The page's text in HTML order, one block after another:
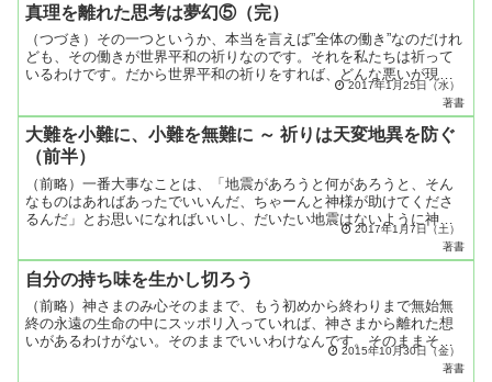
真理を離れた思考は夢幻⑤（完）
（つづき）その一つというか、本当を言えば”全体の働き”なのだけれ
ども、その働きが世界平和の祈りなのです。それを私たちは祈って
いるわけです。だから世界平和の祈りをすれば、どんな悪いが現わ
れてこようと、たいしたこともなく消えていってしまうのです...
2017年1月25日（水）
著書
大難を小難に、小難を無難に ～ 祈りは天変地異を防ぐ
（前半）
（前略）一番大事なことは、「地震があろうと何があろうと、そん
なものはあればあったでいいんだ、ちゃーんと神様が助けてくださ
るんだ」とお思いになればいいし、だいたい地震はないように神様
がしてくれているんです。これ私が自分で言うのはいやだけど
2017年1月7日（土）
著書
自分の持ち味を生かし切ろう
（前略）神さまのみ心そのままで、もう初めから終わりまで無始無
終の永遠の生命の中にスッポリ入っていれば、神さまから離れた想
いがあるわけがない。そのままでいいわけなんです。そのままその
場で智慧が出てくる、その場で力が出てくる、そういう形になる
2015年10月30日（金）
著書